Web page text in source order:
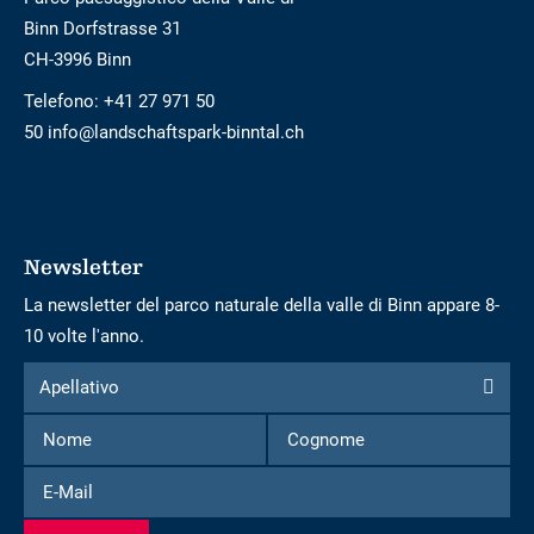
Binn Dorfstrasse 31
CH-3996 Binn
Telefono: +41 27 971 50
50 info@landschaftspark-binntal.ch
Newsletter
La newsletter del parco naturale della valle di Binn appare 8-
10 volte l'anno.
Modulo
per
iscriversi
alla
newsletter
Apellativo
Apellativo
Nome
Cognome
Mail